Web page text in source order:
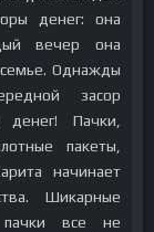
денег: она
вечер она
Однажды
засор
денег! Пачки,
пакеты,
начинает
Шикарные
все не